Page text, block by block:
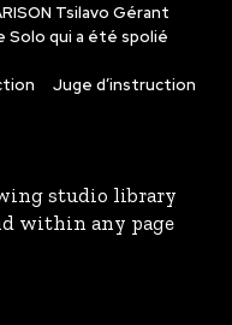
Tsilavo Gérant
Solo qui a été spolié
Juge d’instruction
studio library
within any page